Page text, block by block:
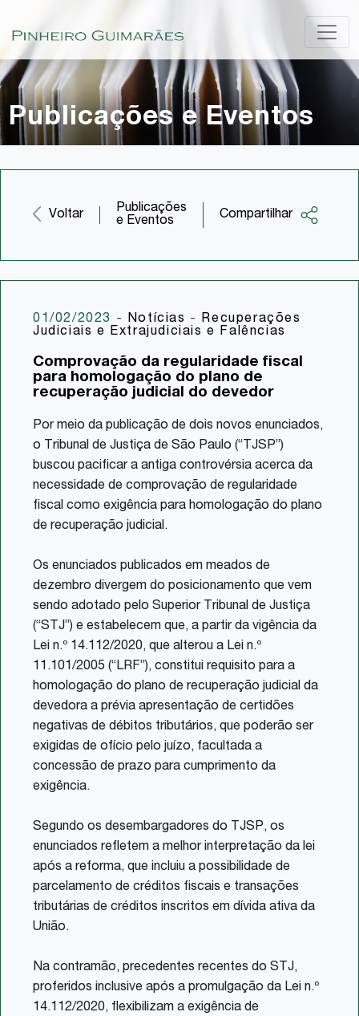
Publicações e Eventos
Voltar
Publicações
e Eventos
Compartilhar
Twitter
Email
Share
01/02/2023 - Notícias - Recuperações
Judiciais e Extrajudiciais e Falências
Comprovação da regularidade fiscal
para homologação do plano de
recuperação judicial do devedor
Por meio da publicação de dois novos enunciados,
o Tribunal de Justiça de São Paulo (“TJSP”)
buscou pacificar a antiga controvérsia acerca da
necessidade de comprovação de regularidade
fiscal como exigência para homologação do plano
de recuperação judicial.
Os enunciados publicados em meados de
dezembro divergem do posicionamento que vem
sendo adotado pelo Superior Tribunal de Justiça
(“STJ”) e estabelecem que, a partir da vigência da
Lei n.º 14.112/2020, que alterou a Lei n.º
11.101/2005 (“LRF”), constitui requisito para a
homologação do plano de recuperação judicial da
devedora a prévia apresentação de certidões
negativas de débitos tributários, que poderão ser
exigidas de ofício pelo juízo, facultada a
concessão de prazo para cumprimento da
exigência.
Segundo os desembargadores do TJSP, os
enunciados refletem a melhor interpretação da lei
após a reforma, que incluiu a possibilidade de
parcelamento de créditos fiscais e transações
tributárias de créditos inscritos em dívida ativa da
União.
Na contramão, precedentes recentes do STJ,
proferidos inclusive após a promulgação da Lei n.º
14.112/2020, flexibilizam a exigência de